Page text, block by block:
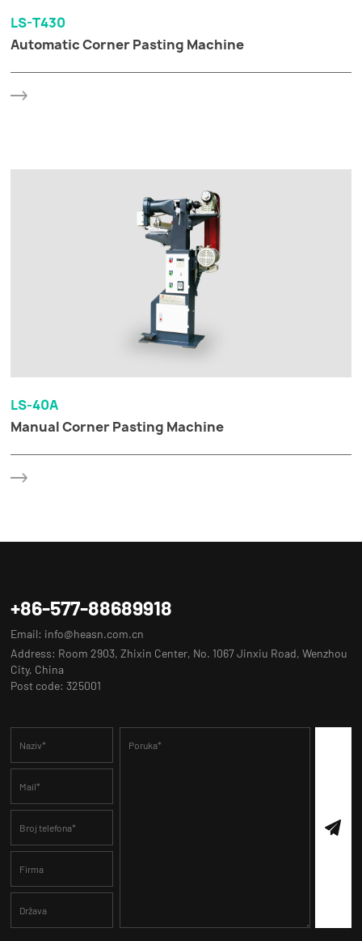
LS-T430
Automatic Corner Pasting Machine
LS-40A
Manual Corner Pasting Machine
+86-577-88689918
Email: info@heasn.com.cn
Address: Room 2903, Zhixin Center, No. 1067 Jinxiu Road, Wenzhou
City, China
Post code: 325001